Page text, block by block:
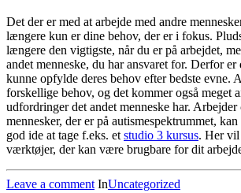
Det der er med at arbejde med andre
længere kun er dine behov, der er i fokus.
længere den vigtigste, når du er på arbejdet,
andet menneske, du har ansvaret for. Derfor er
kunne opfylde deres behov efter bedste evne.
forskellige behov, og det kommer også meget
udfordringer det andet menneske har. Arbejder
mennesker, der er på autismespektrummet,
god ide at tage f.eks. et studio 3 kursus. Her
værktøjer, der kan være brugbare for dit
Leave a comment InUncategorized